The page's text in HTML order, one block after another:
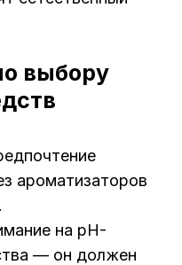
выбору
ароматизаторов
на pH-
— он должен